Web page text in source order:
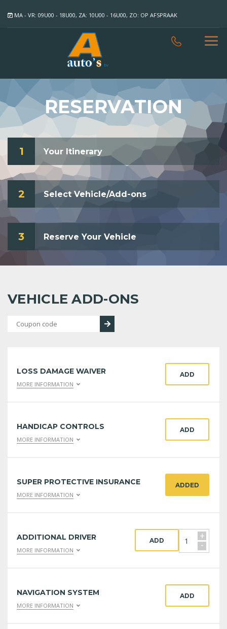
MA - VR: 09U00 - 18U00, ZA: 10U00 - 16U00, ZO: OP AFSPRAAK
RESERVATION
1 Your Itinerary
2 Select Vehicle/Add-ons
3 Reserve Your Vehicle
VEHICLE ADD-ONS
LOSS DAMAGE WAIVER
MORE INFORMATION
ADD
HANDICAP CONTROLS
MORE INFORMATION
ADD
SUPER PROTECTIVE INSURANCE
MORE INFORMATION
ADDED
ADDITIONAL DRIVER
MORE INFORMATION
+
-
ADD
NAVIGATION SYSTEM
MORE INFORMATION
ADD